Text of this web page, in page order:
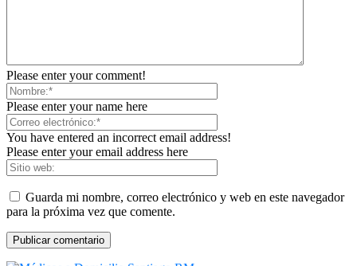
Please enter your comment!
Please enter your name here
You have entered an incorrect email address!
Please enter your email address here
Guarda mi nombre, correo electrónico y web en este navegador
para la próxima vez que comente.